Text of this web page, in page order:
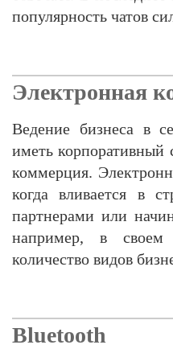
популярность чатов
Электронная
Ведение бизнеса в
иметь корпоративный
коммерция.
когда вливается в
партнерами или
например, в своем
количество видов
Bluetooth